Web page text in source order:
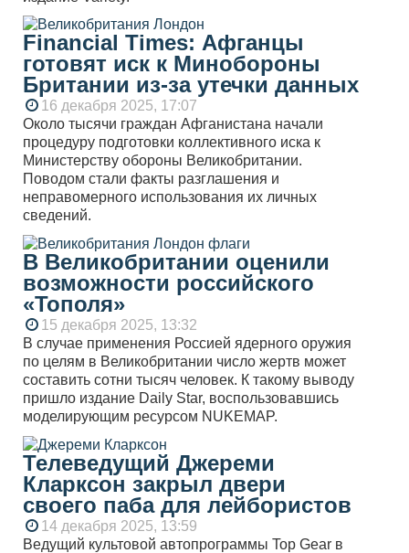
Financial Times: Афганцы
готовят иск к Минобороны
Британии из-за утечки данных
16 декабря 2025, 17:07
Около тысячи граждан Афганистана начали
процедуру подготовки коллективного иска к
Министерству обороны Великобритании.
Поводом стали факты разглашения и
неправомерного использования их личных
сведений.
В Великобритании оценили
возможности российского
«Тополя»
15 декабря 2025, 13:32
В случае применения Россией ядерного оружия
по целям в Великобритании число жертв может
составить сотни тысяч человек. К такому выводу
пришло издание Daily Star, воспользовавшись
моделирующим ресурсом NUKEMAP.
Телеведущий Джереми
Кларксон закрыл двери
своего паба для лейбористов
14 декабря 2025, 13:59
Ведущий культовой автопрограммы Top Gear в